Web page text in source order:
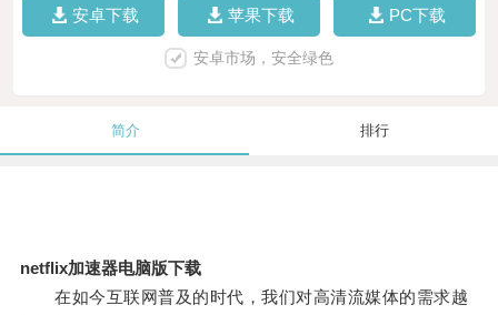
安卓下载 苹果下载 PC下载
安卓市场，安全绿色
简介 排行
netflix加速器电脑版下载
在如今互联网普及的时代，我们对高清流媒体的需求越